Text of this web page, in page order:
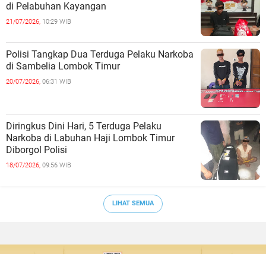
di Pelabuhan Kayangan
21/07/2026, 10:29 WIB
Polisi Tangkap Dua Terduga Pelaku Narkoba
di Sambelia Lombok Timur
20/07/2026, 06:31 WIB
Diringkus Dini Hari, 5 Terduga Pelaku
Narkoba di Labuhan Haji Lombok Timur
Diborgol Polisi
18/07/2026, 09:56 WIB
LIHAT SEMUA